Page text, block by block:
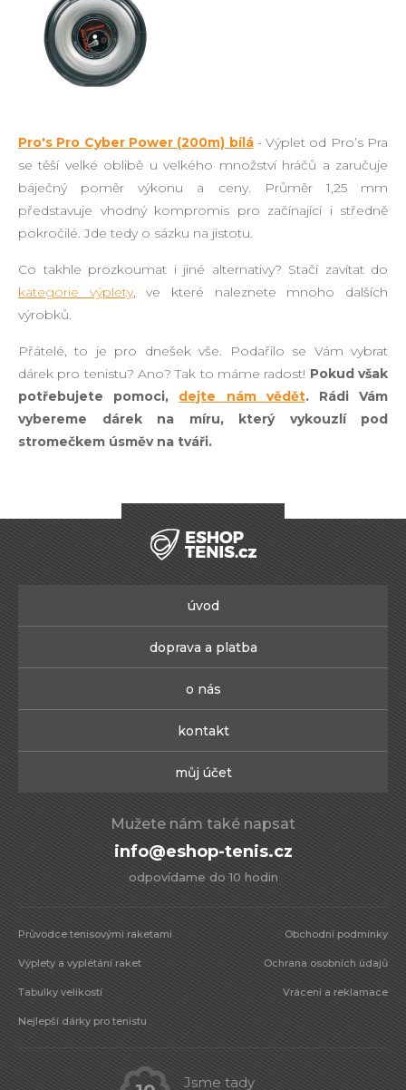
Pro's Pro Cyber Power (200m) bílá- Výplet od Pro’s Pra
se těší velké oblibě u velkého množství hráčů a zaručuje
báječný poměr výkonu a ceny. Průměr 1,25 mm
představuje vhodný kompromis pro začínající i středně
pokročilé. Jde tedy o sázku na jistotu.
Co takhle prozkoumat i jiné alternativy? Stačí zavítat do
kategorie výplety, ve které naleznete mnoho dalších
výrobků.
Přátelé, to je pro dnešek vše. Podařilo se Vám vybrat
dárek pro tenistu? Ano? Tak to máme radost! Pokud však
potřebujete pomoci, dejte nám vědět. Rádi Vám
vybereme dárek na míru, který vykouzlí pod
stromečkem úsměv na tváři.
úvod
doprava a platba
o nás
kontakt
můj účet
Mužete nám také napsat
info@eshop-tenis.cz
odpovídame do 10 hodin
Průvodce tenisovými raketami
Výplety a vyplétání raket
Tabulky velikostí
Nejlepší dárky pro tenistu
Obchodní podmínky
Ochrana osobních údajů
Vrácení a reklamace
Jsme tady